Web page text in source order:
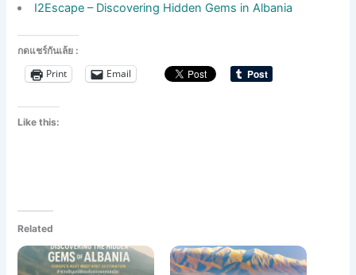
I2Escape – Discovering Hidden Gems in Albania
กดแชร์กันเล้ย :
Print Email
Like this:
Related